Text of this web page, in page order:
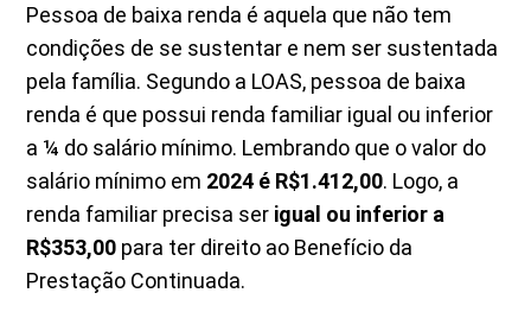
Pessoa de baixa renda é aquela que não tem
condições de se sustentar e nem ser sustentada
pela família. Segundo a LOAS, pessoa de baixa
renda é que possui renda familiar igual ou inferior
a ¼ do salário mínimo. Lembrando que o valor do
salário mínimo em 2024 é R$1.412,00. Logo, a
renda familiar precisa ser igual ou inferior a
R$353,00 para ter direito ao Benefício da
Prestação Continuada.